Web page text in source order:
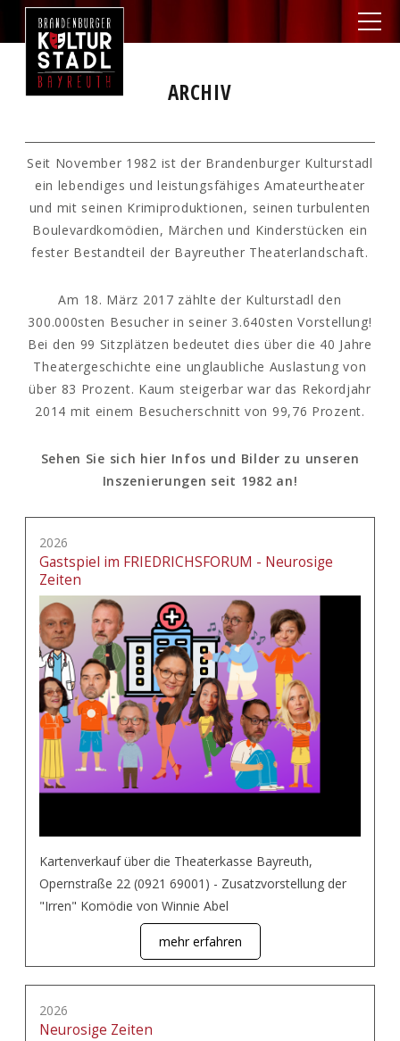
ARCHIV
Seit November 1982 ist der Brandenburger Kulturstadl
ein lebendiges und leistungsfähiges Amateurtheater
und mit seinen Krimiproduktionen, seinen turbulenten
Boulevardkomödien, Märchen und Kinderstücken ein
fester Bestandteil der Bayreuther Theaterlandschaft.
Am 18. März 2017 zählte der Kulturstadl den
300.000sten Besucher in seiner 3.640sten Vorstellung!
Bei den 99 Sitzplätzen bedeutet dies über die 40 Jahre
Theatergeschichte eine unglaubliche Auslastung von
über 83 Prozent. Kaum steigerbar war das Rekordjahr
2014 mit einem Besucherschnitt von 99,76 Prozent.
Sehen Sie sich hier Infos und Bilder zu unseren
Inszenierungen seit 1982 an!
2026
Gastspiel im FRIEDRICHSFORUM - Neurosige
Zeiten
Kartenverkauf über die Theaterkasse Bayreuth,
Opernstraße 22 (0921 69001) - Zusatzvorstellung der
"Irren" Komödie von Winnie Abel
mehr erfahren
2026
Neurosige Zeiten